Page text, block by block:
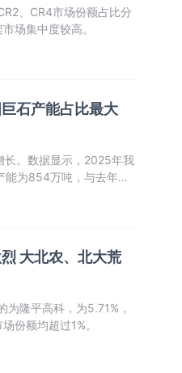
、CR4市场份额占比分
场集中度较高。
石产能占比最大
长。数据显示，2025年我
为854万吨，与去年持
大北农、北大荒
隆平高科，为5.71%，
份额均超过1%。